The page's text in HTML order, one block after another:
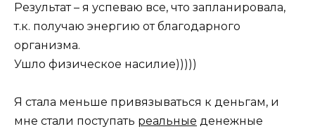
Результат – я успеваю все, что запланировала,
т.к. получаю энергию от благодарного
организма.
Ушло физическое насилие)))))
Я стала меньше привязываться к деньгам, и
мне стали поступать реальные денежные